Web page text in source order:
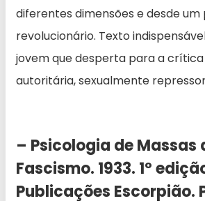
diferentes dimensões e desde
revolucionário. Texto
jovem que desperta para a
autoritária, sexualmente
– Psicologia de Massas
Fascismo. 1933. 1º
Publicações Escorpião.